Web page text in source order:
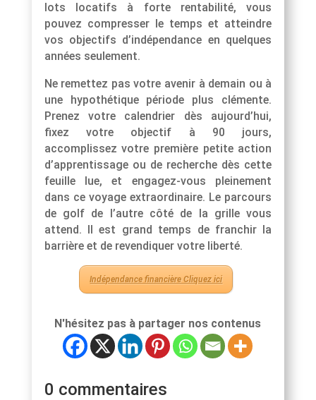
lots locatifs à forte rentabilité, vous
pouvez compresser le temps et atteindre
vos objectifs d’indépendance en quelques
années seulement.
Ne remettez pas votre avenir à demain ou à
une hypothétique période plus clémente.
Prenez votre calendrier dès aujourd’hui,
fixez votre objectif à 90 jours,
accomplissez votre première petite action
d’apprentissage ou de recherche dès cette
feuille lue, et engagez-vous pleinement
dans ce voyage extraordinaire. Le parcours
de golf de l’autre côté de la grille vous
attend. Il est grand temps de franchir la
barrière et de revendiquer votre liberté.
Indépendance financière Cliquez ici
N'hésitez pas à partager nos contenus
0 commentaires